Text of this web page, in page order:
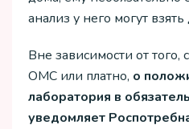
анализ у него могут
Вне зависимости от того,
ОМС или платно, о
лаборатория в
уведомляет